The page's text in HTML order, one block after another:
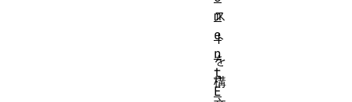
ス
ト
を
構
m
e
n
t
E